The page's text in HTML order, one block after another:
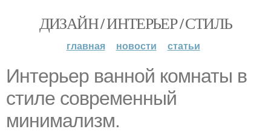
ДИЗАЙН / ИНТЕРЬЕР / СТИЛЬ
главная новости статьи
Интерьер ванной комнаты в
стиле современный
минимализм.